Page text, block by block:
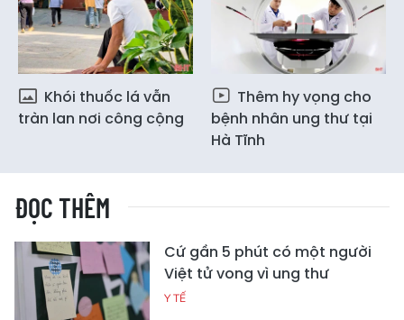
Khói thuốc lá vẫn
tràn lan nơi công cộng
Thêm hy vọng cho
bệnh nhân ung thư tại
Hà Tĩnh
ĐỌC THÊM
Cứ gần 5 phút có một người
Việt tử vong vì ung thư
Y TẾ